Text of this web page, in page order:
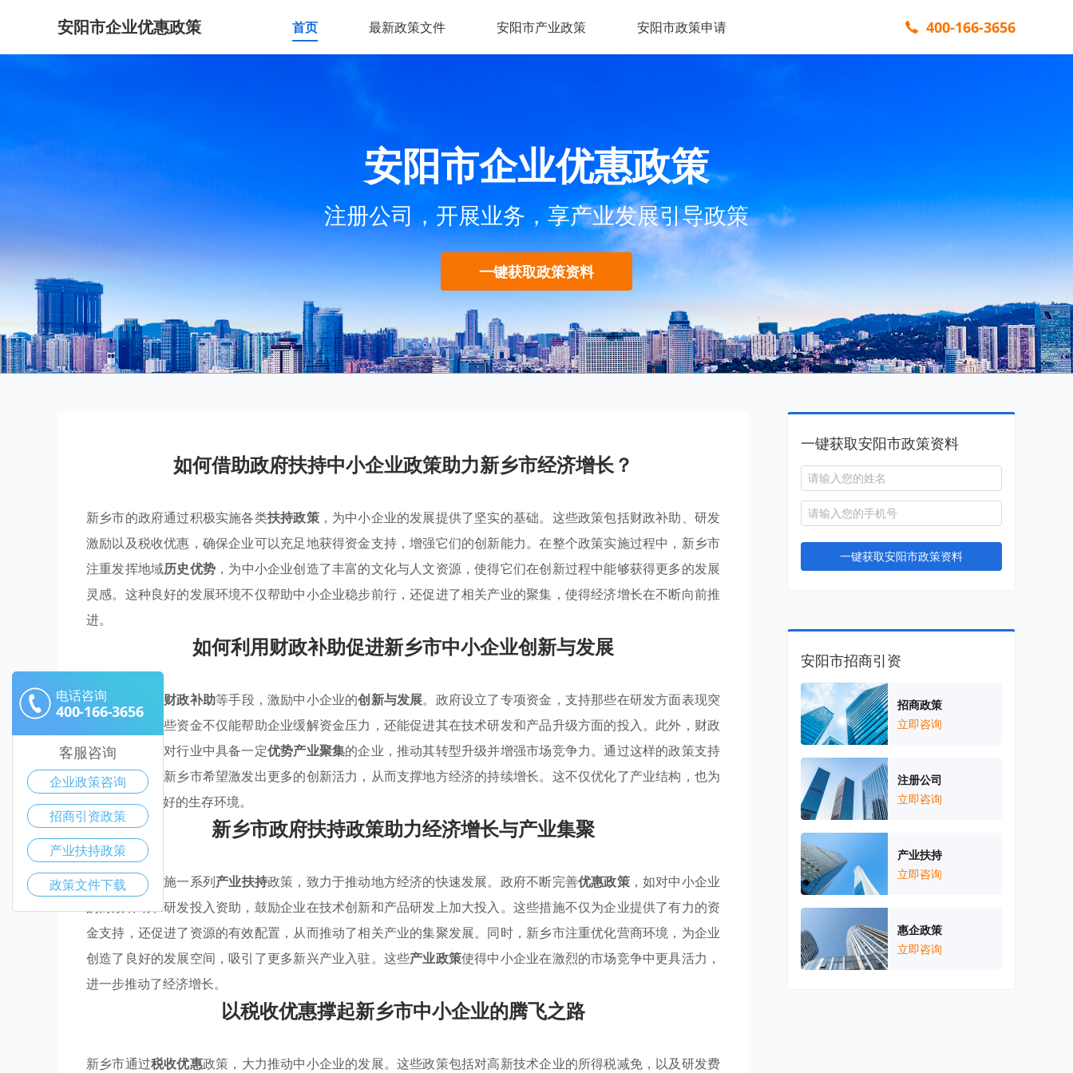
安阳市企业优惠政策 首页 最新政策文件 安阳市产业政策 安阳市政策申请 400-166-3656
安阳市企业优惠政策
注册公司，开展业务，享产业发展引导政策
一键获取政策资料
如何借助政府扶持中小企业政策助力新乡市经济增长？
新乡市的政府通过积极实施各类扶持政策，为中小企业的发展提供了坚实的基础。这些政策包括财政补助、研发
激励以及税收优惠，确保企业可以充足地获得资金支持，增强它们的创新能力。在整个政策实施过程中，新乡市
注重发挥地域历史优势 ，为中小企业创造了丰富的文化与人文资源，使得它们在创新过程中能够获得更多的发展
灵感。这种良好的发展环境不仅帮助中小企业稳步前行，还促进了相关产业的聚集，使得经济增长在不断向前推
进。
如何利用财政补助促进新乡市中小企业创新与发展
新乡市正通过 财政补助等手段，激励中小企业的创新与发展。政府设立了专项资金，支持那些在研发方面表现突
出的企业。这些资金不仅能帮助企业缓解资金压力，还能促进其在技术研发和产品升级方面的投入。此外，财政
补助政策还针对行业中具备一定优势产业聚集的企业，推动其转型升级并增强市场竞争力。通过这样的政策支持
和财政注入，新乡市希望激发出更多的创新活力，从而支撑地方经济的持续增长。这不仅优化了产业结构，也为
企业营造了良好的生存环境。
新乡市政府扶持政策助力经济增长与产业集聚
新乡市通过实施一系列产业扶持政策，致力于推动地方经济的快速发展。政府不断完善优惠政策，如对中小企业
的财政补助和研发投入资助，鼓励企业在技术创新和产品研发上加大投入。这些措施不仅为企业提供了有力的资
金支持，还促进了资源的有效配置，从而推动了相关产业的集聚发展。同时，新乡市注重优化营商环境，为企业
创造了良好的发展空间，吸引了更多新兴产业入驻。这些产业政策使得中小企业在激烈的市场竞争中更具活力，
进一步推动了经济增长。
以税收优惠撑起新乡市中小企业的腾飞之路
新乡市通过税收优惠政策，大力推动中小企业的发展。这些政策包括对高新技术企业的所得税减免，以及研发费
一键获取安阳市政策资料
一键获取安阳市政策资料
安阳市招商引资
招商政策
立即咨询
注册公司
立即咨询
产业扶持
立即咨询
惠企政策
立即咨询
电话咨询
400-166-3656
客服咨询
企业政策咨询
招商引资政策
产业扶持政策
政策文件下载